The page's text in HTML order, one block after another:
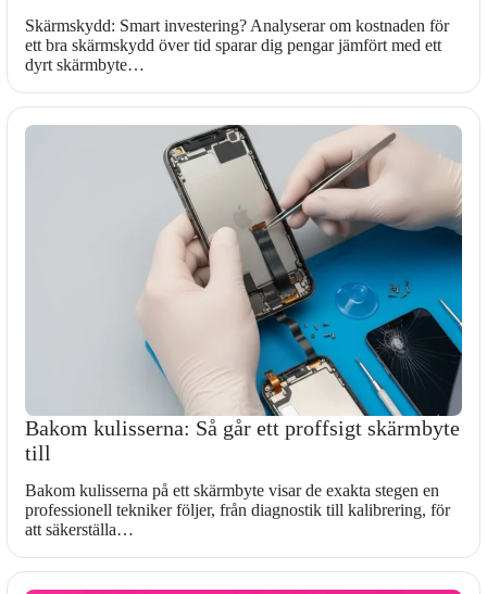
Skärmskydd: Smart investering? Analyserar om kostnaden för
ett bra skärmskydd över tid sparar dig pengar jämfört med ett
dyrt skärmbyte…
Bakom kulisserna: Så går ett proffsigt skärmbyte
till
Bakom kulisserna på ett skärmbyte visar de exakta stegen en
professionell tekniker följer, från diagnostik till kalibrering, för
att säkerställa…